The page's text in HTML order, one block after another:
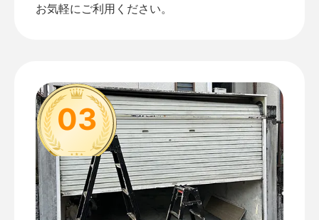
お気軽にご利用ください。
03